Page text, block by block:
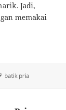
Jadi,
memakai
Tags
batik pria